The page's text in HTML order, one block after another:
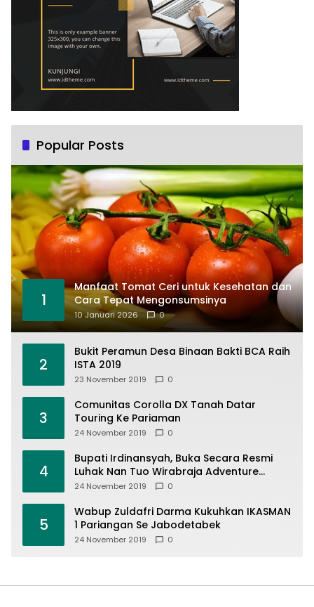
Popular Posts
1
Manfaat Tomat Ceri untuk Kesehatan dan
Cara Tepat Mengonsumsinya
10 Januari 2026 0
2
Bukit Peramun Desa Binaan Bakti BCA Raih
ISTA 2019
23 November 2019 0
3
Comunitas Corolla DX Tanah Datar
Touring Ke Pariaman
24 November 2019 0
4
Bupati Irdinansyah, Buka Secara Resmi
Luhak Nan Tuo Wirabraja Adventure
Offroad 2019
24 November 2019 0
5
Wabup Zuldafri Darma Kukuhkan IKASMAN
1 Pariangan Se Jabodetabek
24 November 2019 0